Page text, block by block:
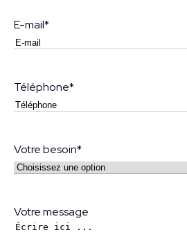
E-mail*
Téléphone*
Votre besoin*
Votre message